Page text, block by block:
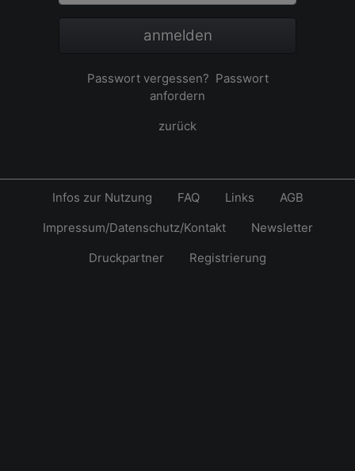
anmelden
Passwort vergessen? Passwort
anfordern
zurück
Infos zur Nutzung FAQ Links
AGB
Impressum/Datenschutz/Kontakt
Newsletter
Druckpartner
Registrierung